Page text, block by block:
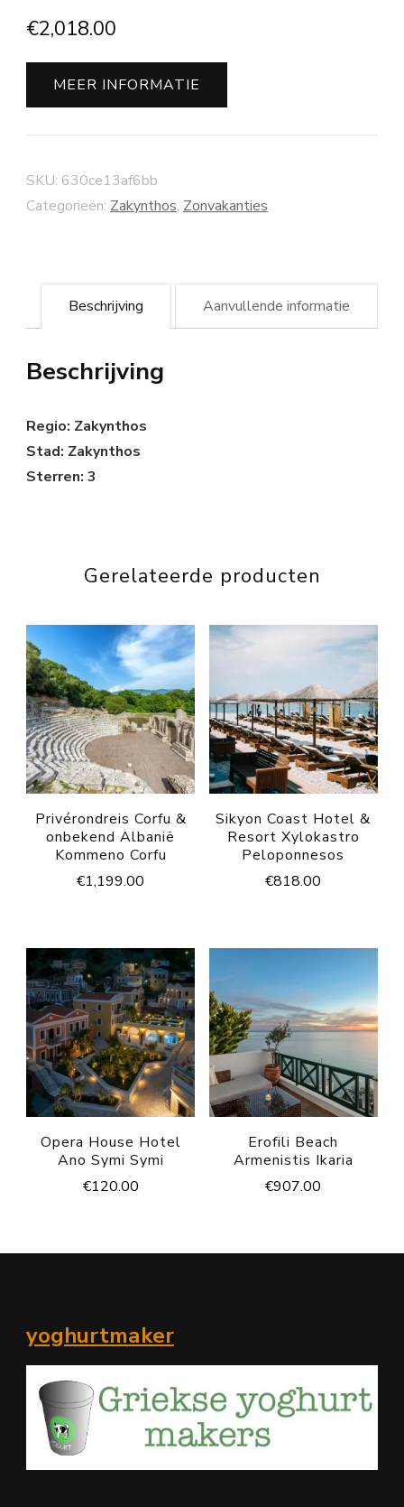
€2,018.00
MEER INFORMATIE
SKU: 630ce13af6bb
Categorieën: Zakynthos, Zonvakanties
Beschrijving Aanvullende informatie
Beschrijving
Regio: Zakynthos
Stad: Zakynthos
Sterren: 3
Gerelateerde producten
Privérondreis Corfu &
onbekend Albanië
Kommeno Corfu
€1,199.00
Sikyon Coast Hotel &
Resort Xylokastro
Peloponnesos
€818.00
Opera House Hotel
Ano Symi Symi
€120.00
Erofili Beach
Armenistis Ikaria
€907.00
yoghurtmaker